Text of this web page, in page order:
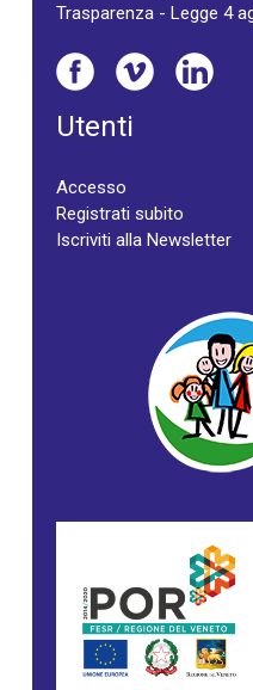
Trasparenza - Legge 4
Utenti
Accesso
Registrati subito
Iscriviti alla Newsletter